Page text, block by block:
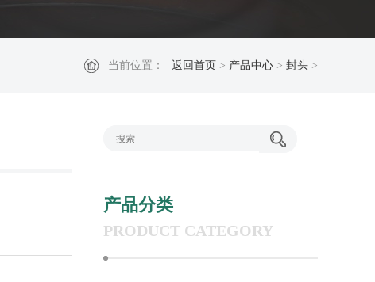
当前位置： 返回首页 > 产品中心 > 封头 >
产品分类
PRODUCT CATEGORY